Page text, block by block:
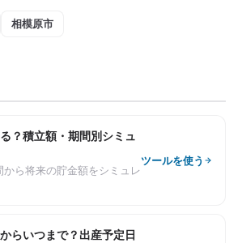
相模原市
？積立額・期間別シミュ
ら将来の貯金額をシミュレ
ツールを使う
らいつまで？出産予定日